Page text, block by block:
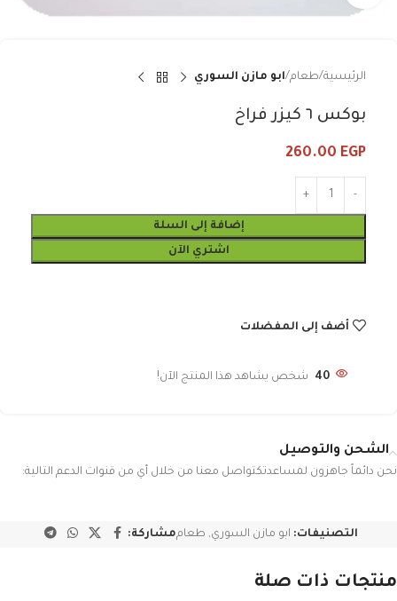
الرئيسية طعام ابو مازن السوري
بوكس ٦ كيزر فراخ
260.00 EGP
إضافة إلى السلة
اشتري الآن
أضف إلى المفضلات
40 شخص يشاهد هذا المنتج الآن!
الشحن والتوصيل
نحن دائماً جاهزون لمساعدتكتواصل معنا من خلال أي من قنوات الدعم التالية:
التصنيفات: ابو مازن السوري, طعاممشاركة:
منتجات ذات صلة